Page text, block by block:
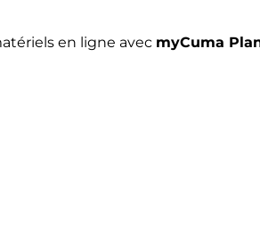
en ligne avec myCuma